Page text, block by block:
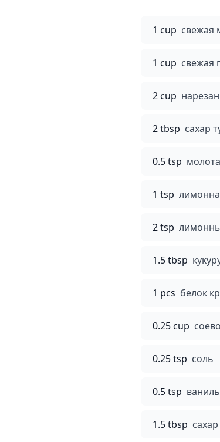
1 cup свежая
1 cup свежая
2 cup
2 tbsp сахар
0.5 tsp
1 tsp
2 tsp
1.5 tbsp
1 pcs белок
0.25 cup
0.25 tsp соль
0.5 tsp
1.5 tbsp